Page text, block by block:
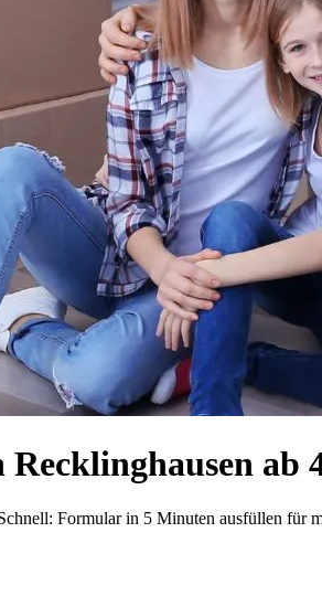
ab
Formular in 5 Minuten ausfüllen für